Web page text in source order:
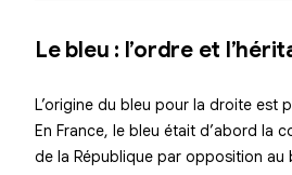
Le bleu : l’ordre et
L’origine du bleu pour la droite est
En France, le bleu était d’abord la
de la République par opposition au